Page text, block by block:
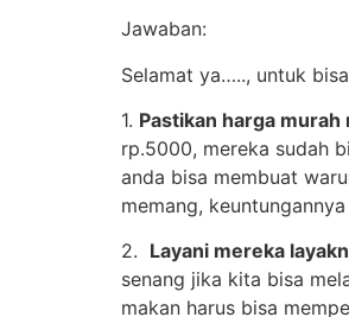
Jawaban:
Selamat ya….., untuk
1. Pastikan harga murah
rp.5000, mereka sudah
anda bisa membuat
memang,
2. Layani mereka
senang jika kita bisa
makan harus bisa